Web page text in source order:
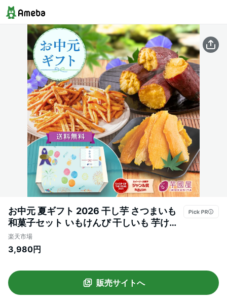
お中元 夏ギフト 2026 干し芋 さつまいも
和菓子セット いもけんぴ 干しいも 芋けん
ぴ 焼き芋 いも スイーツ 絶品 お取り寄せ
お菓子 詰め合わせ 和菓子 送料無料 茨城県
楽天市場
3,980円
販売サイトへ